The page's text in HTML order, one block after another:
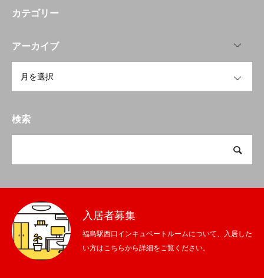
カテゴリー
アーカイブ
検索
入居者募集
福島駅西口インキュベートルームについて、入居した
い方はこちらから詳細をご覧ください。